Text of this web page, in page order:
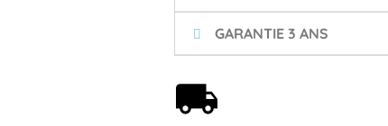
GARANTIE 3 ANS